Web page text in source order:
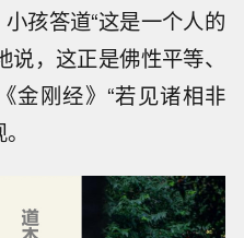
孩答道“这是一个人的
，这正是佛性平等、
金刚经》“若见诸相非